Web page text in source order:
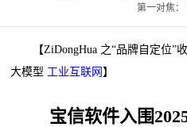
第一对焦：
【ZiDongHua 之“品牌自定位”
大模型 工业互联网 】
宝信软件入围